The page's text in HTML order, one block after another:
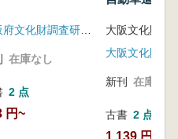
大阪府文化財調査研究センター
在庫なし
2 点
円~
化財発掘調
告書
大阪文化財セ
大阪文化財セ
新刊 在庫なし
古書 2 点